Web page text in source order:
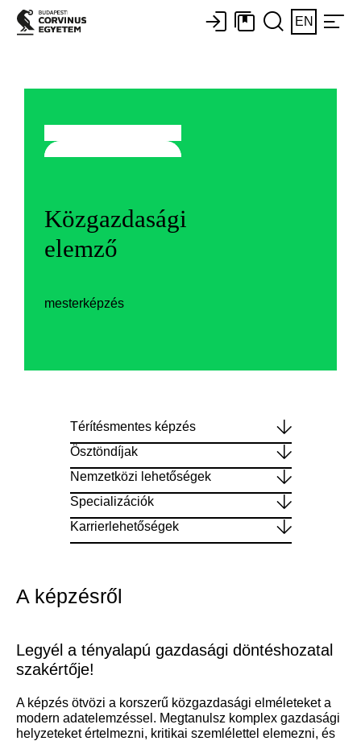
EN
Közgazdasági
elemző
mesterképzés
Térítésmentes képzés
Ösztöndíjak
Nemzetközi lehetőségek
Specializációk
Karrierlehetőségek
A képzésről
Legyél a tényalapú gazdasági döntéshozatal
szakértője!
A képzés ötvözi a korszerű közgazdasági elméleteket a
modern adatelemzéssel. Megtanulsz komplex gazdasági
helyzeteket értelmezni, kritikai szemlélettel elemezni, és